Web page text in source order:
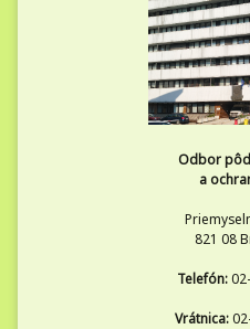
Odbor
a
821 08
Telefón:
Vrátnica: